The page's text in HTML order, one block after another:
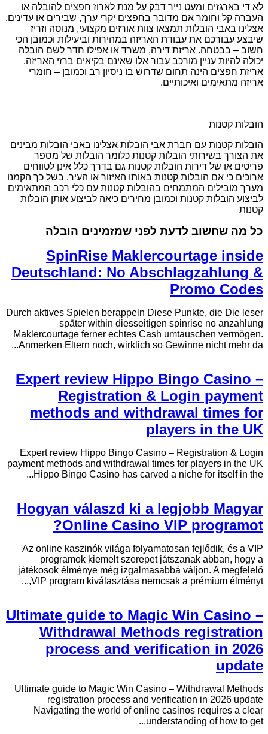
לא די בארגזים ומעט נייר דבק על מנת לארוז חפצים להובלה או
העברה קל וחומר אם מדובר בחפצים יקרי ערך, שבירים או עדינים.
אצלינו באבי הובלות תמצאו צוות אורזים מקצועי, מנוסה וזריז
שיבצע עבורכם את עבודת האריזה במהירות וביעילות וכמובן הכי
חשוב – בבטחה. אריזת דירה, משרד או אפילו חדר לשם הובלה
יכולה להיות עניין מורכב עבור אלו שאינם בקיאים ברזי האריזה.
אריזת חפצים הינה תחום שדרוש בו ניסיון רב וכמובן – חומרי
אריזה מתאימים ואיכותיים.
הובלות קטנות
הובלות קטנות עם חברת אבי הובלות אצלינו באבי הובלות מבינים
את הצורך בשירותי הובלות קטנות כלומר הובלות של מספר
פריטים או של דירות הובלות קטנות גם בדרך כלל אינן לטווחים
ארוכים כי אם הובלות קטנות באותו האיזור או העיר. בשל כך הקמנו
מערך מובילים המתמחים בהובלות קטנות עם כלי רכב המתאימים
לביצוע הובלות קטנות וכמובן מחירים כיאה לביצוע אותן הובלות
קטנות
כל מה שחשוב לדעת לפני שמזמינים הובלה
SpinRise Maklercourtage inside
Deutschland: No Abschlagzahlung &
Promo Codes
Durch aktives Spielen berappeln Diese Punkte, die Die leser
später within diesseitigen spinrise no anzahlung
Maklercourtage ferner echtes Cash umtauschen vermögen.
Anmerken Eltern noch, wirklich so Gewinne nicht mehr da...
Expert review Hippo Bingo Casino –
Registration & Login payment
methods and withdrawal times for
players in the UK
Expert review Hippo Bingo Casino – Registration & Login
payment methods and withdrawal times for players in the UK
Hippo Bingo Casino has carved a niche for itself in the...
Hogyan válaszd ki a legjobb Magyar
Online Casino VIP programot?
Az online kaszinók világa folyamatosan fejlődik, és a VIP
programok kiemelt szerepet játszanak abban, hogy a
játékosok élménye még izgalmasabbá váljon. A megfelelő
VIP program kiválasztása nemcsak a prémium élményt,...
Ultimate guide to Magic Win Casino –
Withdrawal Methods registration
process and verification in 2026
update
Ultimate guide to Magic Win Casino – Withdrawal Methods
registration process and verification in 2026 update
Navigating the world of online casinos requires a clear
understanding of how to get...